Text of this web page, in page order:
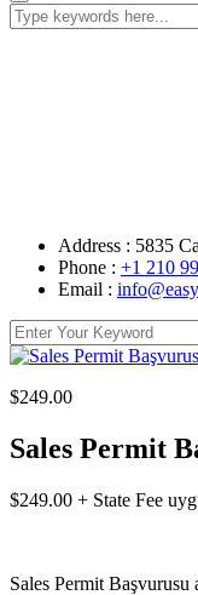
Address : 5835
Phone : +1 210
Email :
$249.00
Sales Permit
$249.00 + State Fee
Sales Permit Başvurusu